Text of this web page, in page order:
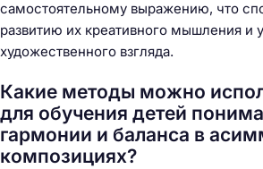
самостоятельному выражению, что
развитию их креативного мышления и
художественного взгляда.
Какие методы можно
для обучения детей
гармонии и баланса в
композициях?